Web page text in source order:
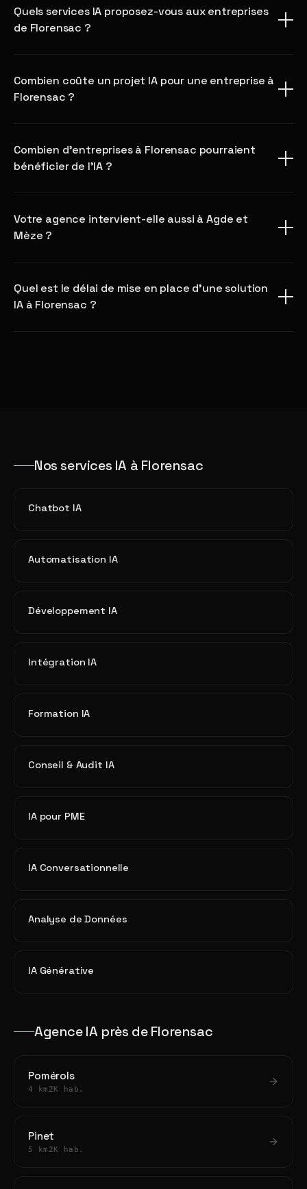
Quels services IA proposez-vous aux entreprises
de Florensac ?
Combien coûte un projet IA pour une entreprise à
Florensac ?
Combien d'entreprises à Florensac pourraient
bénéficier de l'IA ?
Votre agence intervient-elle aussi à Agde et
Mèze ?
Quel est le délai de mise en place d'une solution
IA à Florensac ?
Nos services IA à Florensac
Chatbot IA
Automatisation IA
Développement IA
Intégration IA
Formation IA
Conseil & Audit IA
IA pour PME
IA Conversationnelle
Analyse de Données
IA Générative
Agence IA près de Florensac
Pomérols
4 km 2K hab.
Pinet
5 km 2K hab.